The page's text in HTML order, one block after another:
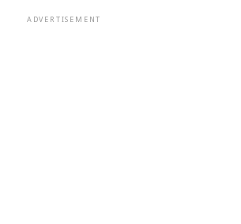
ADVERTISEMENT